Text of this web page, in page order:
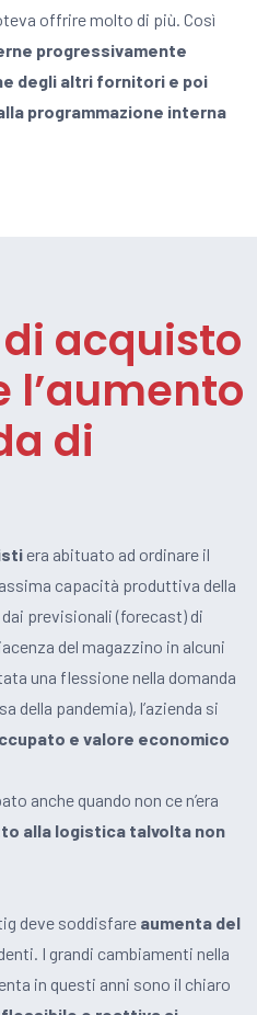
offrire molto di più. Così
progressivamente
degli altri fornitori e poi
programmazione interna
acquisto
l’aumento
di
era abituato ad ordinare il
capacità produttiva della
previsionali (forecast) di
del magazzino in alcuni
una flessione nella domanda
della pandemia), l’azienda si
e valore economico
anche quando non ce n’era
alla logistica talvolta non
deve soddisfare aumenta del
I grandi cambiamenti nella
in questi anni sono il chiaro